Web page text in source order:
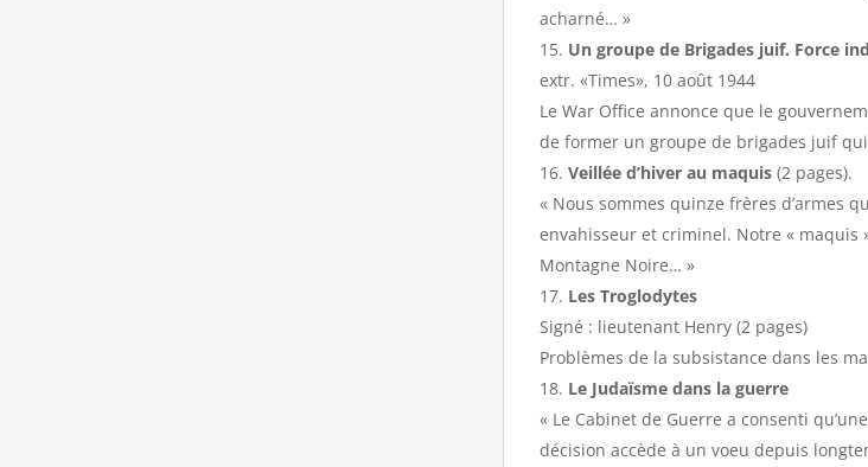
acharné… »
Un groupe de Brigades juif. Force
extr. «Times», 10 août 1944
Le War Office annonce que le
de former un groupe de brigades juif
Veillée d’hiver au maquis (2 pages).
« Nous sommes quinze frères d’armes
envahisseur et criminel. Notre «
Montagne Noire… »
Les Troglodytes
Signé : lieutenant Henry (2 pages)
Problèmes de la subsistance dans les
Le Judaïsme dans la guerre
« Le Cabinet de Guerre a consenti
décision accède à un voeu depuis